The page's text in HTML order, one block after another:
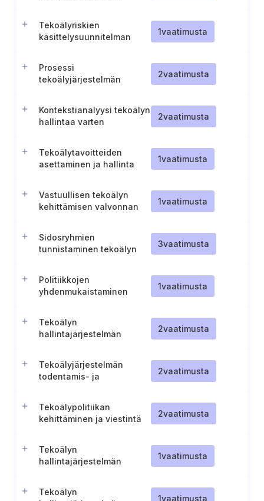
dokumentointi
Tekoälyriskien
käsittelysuunnitelman
päivittäminen
1vaatimusta
Prosessi
tekoälyjärjestelmän
2vaatimusta
Kontekstianalyysi tekoälyn
hallintaa varten
2vaatimusta
Tekoälytavoitteiden
asettaminen ja hallinta
1vaatimusta
Vastuullisen tekoälyn
kehittämisen valvonnan
1vaatimusta
Sidosryhmien
tunnistaminen tekoälyn
3vaatimusta
Politiikkojen
yhdenmukaistaminen
1vaatimusta
Tekoälyn
hallintajärjestelmän
tiedottaminen
2vaatimusta
Tekoälyjärjestelmän
todentamis- ja
2vaatimusta
Tekoälypolitiikan
kehittäminen ja viestintä
2vaatimusta
Tekoälyn
hallintajärjestelmän
1vaatimusta
Tekoälyn
1vaatimusta